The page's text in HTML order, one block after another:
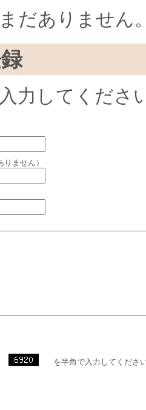
だありません
力してくださ
ません）
を半角で入力してくださ